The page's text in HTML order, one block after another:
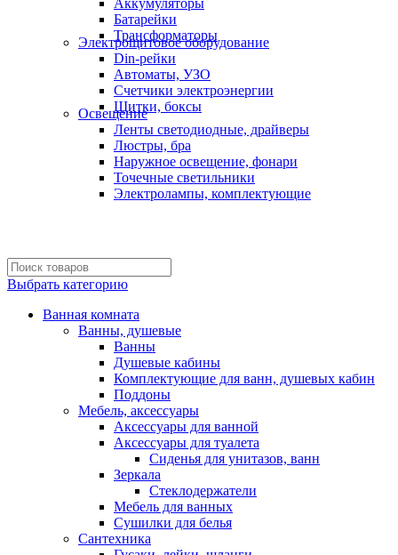
Батарейки
Трансформаторы
Электрощитовое оборудование
Din-рейки
Автоматы, УЗО
Счетчики электроэнергии
Щитки, боксы
Освещение
Ленты светодиодные, драйверы
Люстры, бра
Наружное освещение, фонари
Точечные светильники
Электролампы, комплектующие
Выбрать категорию
Ванная комната
Ванны, душевые
Ванны
Душевые кабины
Комплектующие для ванн, душевых кабин
Поддоны
Мебель, аксессуары
Аксессуары для ванной
Аксессуары для туалета
Сиденья для унитазов, ванн
Зеркала
Стеклодержатели
Мебель для ванных
Сушилки для белья
Сантехника